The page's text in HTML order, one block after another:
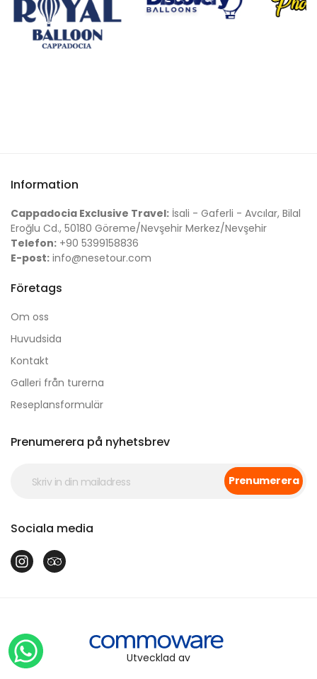
Information
Cappadocia Exclusive Travel: İsali - Gaferli - Avcılar, Bilal
Eroğlu Cd., 50180 Göreme/Nevşehir Merkez/Nevşehir
Telefon: +90 5399158836
E-post: info@nesetour.com
Företags
Om oss
Huvudsida
Kontakt
Galleri från turerna
Reseplansformulär
Prenumerera på nyhetsbrev
Prenumerera
Sociala media
Utvecklad av